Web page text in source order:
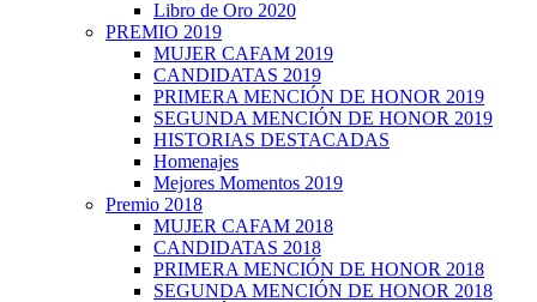
Libro de Oro 2020
PREMIO 2019
MUJER CAFAM 2019
CANDIDATAS 2019
PRIMERA MENCIÓN DE HONOR 2019
SEGUNDA MENCIÓN DE HONOR 2019
HISTORIAS DESTACADAS
Homenajes
Mejores Momentos 2019
Premio 2018
MUJER CAFAM 2018
CANDIDATAS 2018
PRIMERA MENCIÓN DE HONOR 2018
SEGUNDA MENCIÓN DE HONOR 2018